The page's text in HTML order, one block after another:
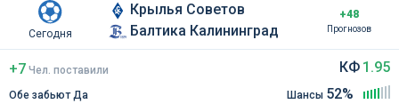
Сегодня
Крылья Советов
Балтика Калининград
+48
Прогнозов
+7 Чел. поставили
Обе забьют Да
КФ 1.95
Шансы 52%